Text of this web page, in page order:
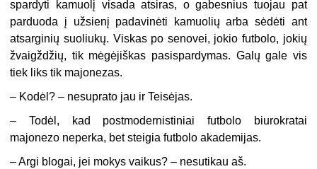
spardyti kamuolį visada atsiras, o gabesnius tuojau pat
parduoda į užsienį padavinėti kamuolių arba sėdėti ant
atsarginių suoliukų. Viskas po senovei, jokio futbolo, jokių
žvaigždžių, tik mėgėjiškas pasispardymas. Galų gale vis
tiek liks tik majonezas.
– Kodėl? – nesuprato jau ir Teisėjas.
– Todėl, kad postmodernistiniai futbolo biurokratai
majonezo neperka, bet steigia futbolo akademijas.
– Argi blogai, jei mokys vaikus? – nesutikau aš.